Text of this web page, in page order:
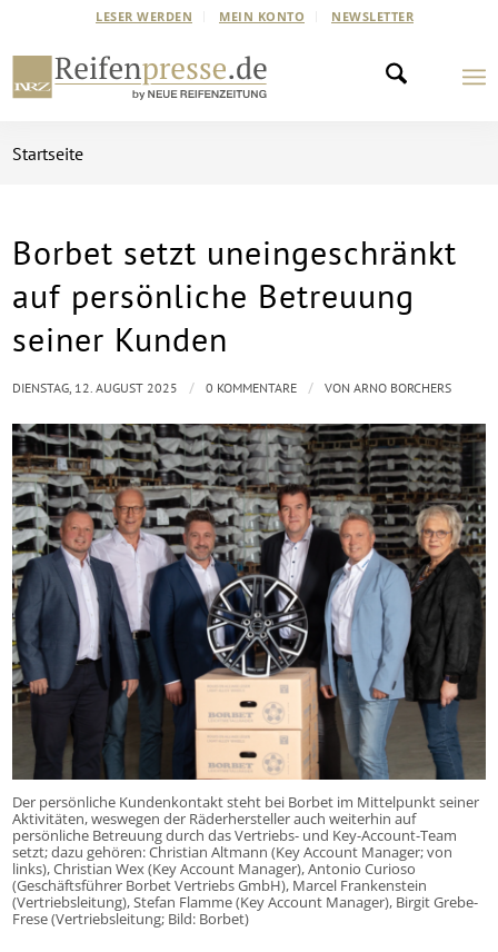
LESER WERDEN MEIN KONTO NEWSLETTER
Startseite
Borbet setzt uneingeschränkt
auf persönliche Betreuung
seiner Kunden
Der persönliche Kundenkontakt steht bei Borbet im Mittelpunkt seiner
Aktivitäten, weswegen der Räderhersteller auch weiterhin auf
persönliche Betreuung durch das Vertriebs- und Key-Account-Team
setzt; dazu gehören: Christian Altmann (Key Account Manager; von
links), Christian Wex (Key Account Manager), Antonio Curioso
(Geschäftsführer Borbet Vertriebs GmbH), Marcel Frankenstein
(Vertriebsleitung), Stefan Flamme (Key Account Manager), Birgit Grebe-
Frese (Vertriebsleitung; Bild: Borbet)
DIENSTAG, 12. AUGUST 2025 / 0 KOMMENTARE / VONARNO BORCHERS